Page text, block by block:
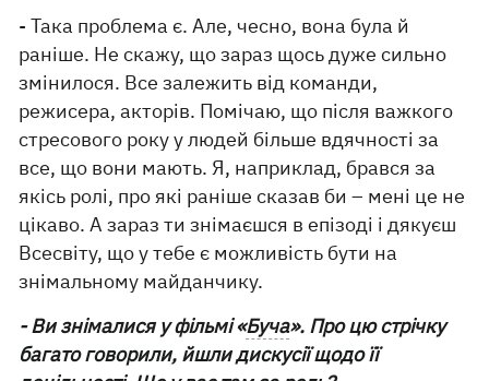
- Така проблема є. Але, чесно, вона була й
раніше. Не скажу, що зараз щось дуже сильно
змінилося. Все залежить від команди,
режисера, акторів. Помічаю, що після важкого
стресового року у людей більше вдячності за
все, що вони мають. Я, наприклад, брався за
якісь ролі, про які раніше сказав би – мені це не
цікаво. А зараз ти знімаєшся в епізоді і дякуєш
Всесвіту, що у тебе є можливість бути на
знімальному майданчику.
- Ви знімалися у фільмі «Буча». Про цю стрічку
багато говорили, йшли дискусії щодо її